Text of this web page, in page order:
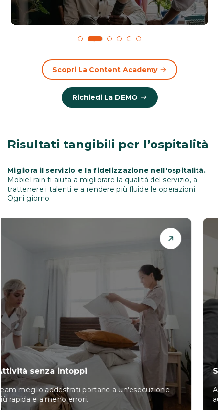
1 2 3 4 5 6
Scopri La Content Academy
Richiedi La DEMO
Risultati tangibili per l’ospitalità
Migliora il servizio e la fidelizzazione nell'ospitalità.
MobieTrain ti aiuta a migliorare la qualità del servizio, a
trattenere i talenti e a rendere più fluide le operazioni.
Ogni giorno.
Sales Performance
Aiuta il team a fare upselling e cross-selling,
aumentando lo scontrino medio.